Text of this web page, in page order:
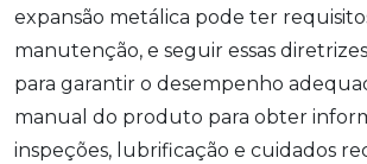
expansão metálica pode ter
manutenção, e seguir essas diretrizes
para garantir o desempenho
manual do produto para obter
inspeções, lubrificação e cuidados